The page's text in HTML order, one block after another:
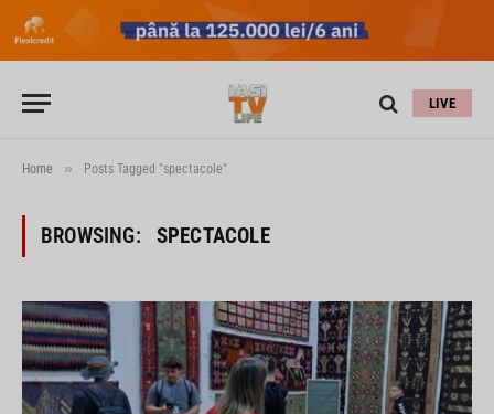
LIVE
Home » Posts Tagged "spectacole"
BROWSING: SPECTACOLE